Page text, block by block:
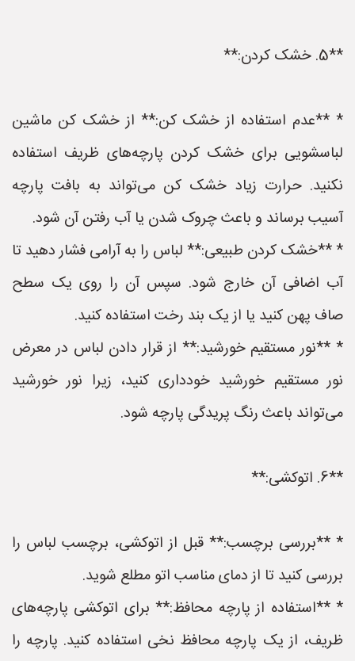
**5. خشک کردن:**
* **عدم استفاده از خشک کن:** از خشک کن ماشین
لباسشویی برای خشک کردن پارچه‌های ظریف استفاده
نکنید. حرارت زیاد خشک کن می‌تواند به بافت پارچه
آسیب برساند و باعث چروک شدن یا آب رفتن آن شود.
* **خشک کردن طبیعی:** لباس را به آرامی فشار دهید تا
آب اضافی آن خارج شود. سپس آن را روی یک سطح
صاف پهن کنید یا از یک بند رخت استفاده کنید.
* **نور مستقیم خورشید:** از قرار دادن لباس در معرض
نور مستقیم خورشید خودداری کنید، زیرا نور خورشید
می‌تواند باعث رنگ پریدگی پارچه شود.
**6. اتوکشی:**
* **بررسی برچسب:** قبل از اتوکشی، برچسب لباس را
بررسی کنید تا از دمای مناسب اتو مطلع شوید.
* **استفاده از پارچه محافظ:** برای اتوکشی پارچه‌های
ظریف، از یک پارچه محافظ نخی استفاده کنید. پارچه را